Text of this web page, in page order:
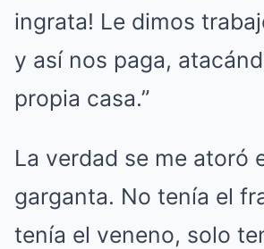
ingrata! Le dimos
y así nos paga,
propia casa.”
La verdad se me atoró
garganta. No tenía el
tenía el veneno, solo